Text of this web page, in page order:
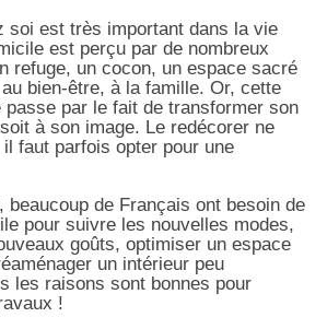
soi est très important dans la vie
est perçu par de nombreux
refuge, un cocon, un espace sacré
bien-être, à la famille. Or, cette
passe par le fait de transformer son
à son image. Le redécorer ne
faut parfois opter pour une
beaucoup de Français ont besoin de
pour suivre les nouvelles modes,
goûts, optimiser un espace
un intérieur peu
les raisons sont bonnes pour
!